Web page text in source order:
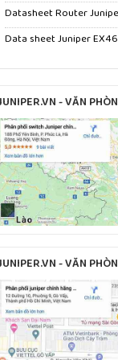
Datasheet Router
Data sheet Juniper
- VĂN
- VĂN